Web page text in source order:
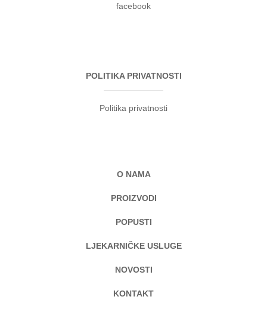
facebook
POLITIKA PRIVATNOSTI
Politika privatnosti
O NAMA
PROIZVODI
POPUSTI
LJEKARNIČKE USLUGE
NOVOSTI
KONTAKT